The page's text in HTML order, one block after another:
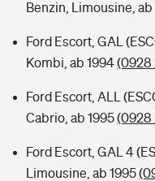
Benzin, Limousine, ab
Ford Escort, GAL
Kombi, ab 1994(0928
Ford Escort, ALL
Cabrio, ab 1995(0928
Ford Escort, GAL 4
Limousine, ab 1995